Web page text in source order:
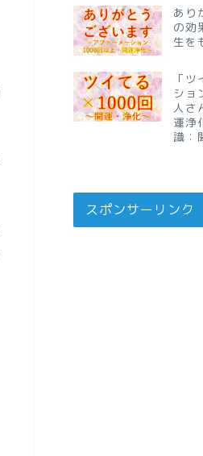
あり
の効
生を
「
ショ
人さ
運浄
識：
スポンサーリンク